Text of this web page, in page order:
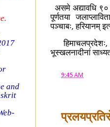
असमे अद्यावधि ९०
पूर्णतया
पञ्चाबः, हरियानम्
हिमाचलप्रदेशः,
भूस्खलनादीनां
9:45 AM
and